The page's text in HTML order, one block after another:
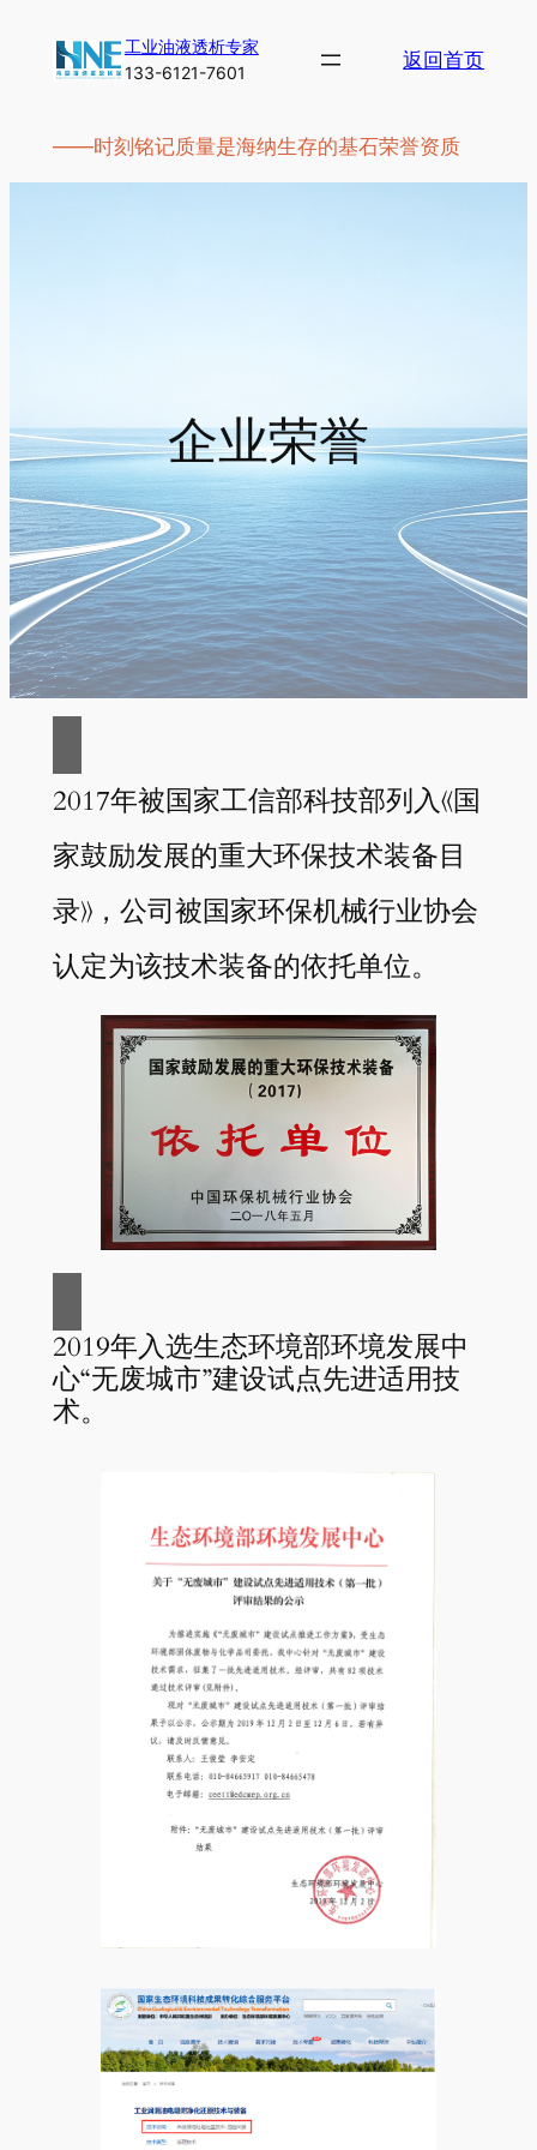
工业油液透析专家
133-6121-7601
返回首页
——时刻铭记质量是海纳生存的基石荣誉资质
企业荣誉
2017年被国家工信部科技部列入《国
家鼓励发展的重大环保技术装备目
录》，公司被国家环保机械行业协会
认定为该技术装备的依托单位。
2019年入选生态环境部环境发展中
心“无废城市”建设试点先进适用技
术。